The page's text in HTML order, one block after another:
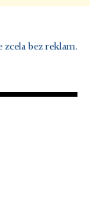
bez reklam.